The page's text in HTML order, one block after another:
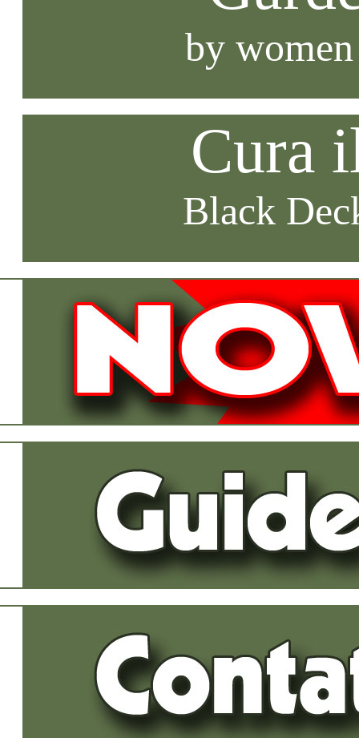
by
Cura
Black